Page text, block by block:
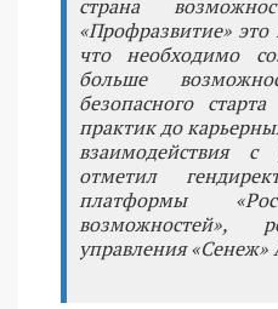
страна
«Профразвитие»
что необходимо
больше
безопасного
практик до
взаимодействия с
отметил
платформы
возможностей»,
управления